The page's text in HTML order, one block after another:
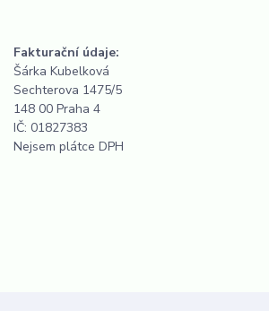
Fakturační údaje:
Šárka Kubelková
Sechterova 1475/5
148 00 Praha 4
IČ: 01827383
Nejsem plátce DPH